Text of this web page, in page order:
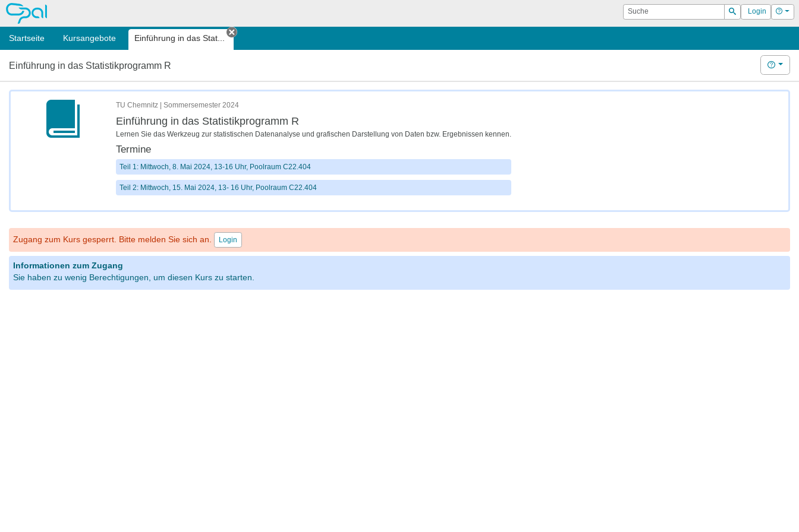
OPAL Suche
Suchen
Login Hilfe
Startseite Kursangebote Einführung in das Stat...
Tab schließen
Einführung in das Statistikprogramm R Hilfe
TU Chemnitz | Sommersemester 2024
Einführung in das Statistikprogramm R
Lernen Sie das Werkzeug zur statistischen Datenanalyse und grafischen Darstellung von Daten bzw. Ergebnissen kennen.
Termine
Teil 1: Mittwoch, 8. Mai 2024, 13-16 Uhr, Poolraum C22.404
Teil 2: Mittwoch, 15. Mai 2024, 13- 16 Uhr, Poolraum C22.404
Zugang zum Kurs gesperrt. Bitte melden Sie sich an. Login
Informationen zum Zugang
Sie haben zu wenig Berechtigungen, um diesen Kurs zu starten.